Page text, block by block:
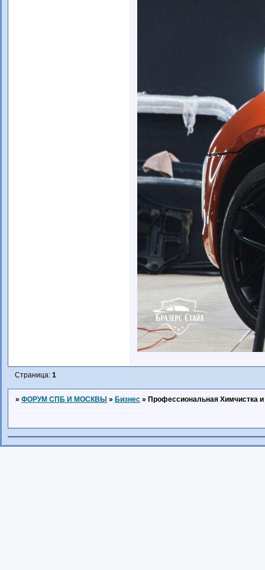
Страница: 1
» ФОРУМ СПБ И МОСКВЫ » Бизнес » Профессиональная Химчистка